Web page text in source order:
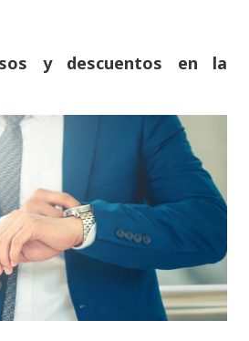
y descuentos en la